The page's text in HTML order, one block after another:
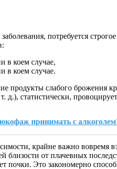
потребуется
в коем случае,
в коем случае.
продукты слабого брожения
д.), статистически,
принимать с
крайне важно вовремя
от плачевных
почки. Это закономерно